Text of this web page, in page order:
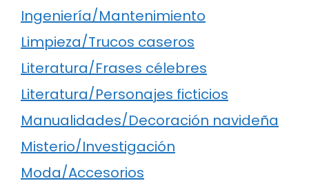
Ingeniería/Mantenimiento
Limpieza/Trucos caseros
Literatura/Frases célebres
Literatura/Personajes ficticios
Manualidades/Decoración navideña
Misterio/Investigación
Moda/Accesorios